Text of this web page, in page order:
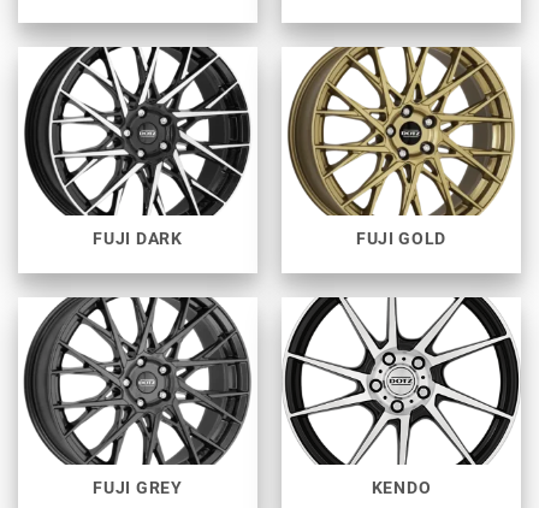
FUJI DARK FUJI GOLD
FUJI GREY KENDO